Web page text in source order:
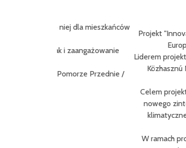
Projekt "Innovative participatory
Europa Środkowa 2021-
Liderem projektu jest Westpannon
Közhasznú Nonprofit Kft.) oraz
partnerem
Celem projektu jest wzmocnienie
nowego zintegrowanego
klimatycznej i pozytywnego
W ramach projektu rozbudowana